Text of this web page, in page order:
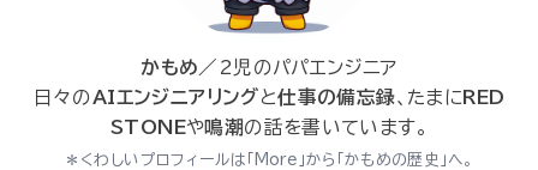
かもめ ／2児のパパエンジニア
日々のAIエンジニアリングと仕事の備忘録、たまに RED
STONEや鳴潮の話を書いています。
＊くわしいプロフィールは「More」から「かもめの歴史」へ。